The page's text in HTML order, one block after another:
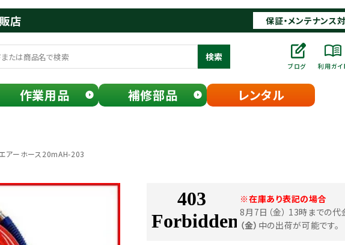
店 保証・メンテナンス
検索
ブログ 利用ガイ
作業用品 補修部品 レンタル
アーホース20mAH-203
※在庫あり表記の場合
8月7日（金） 13時までの代
（金） 中の出荷が可能です。